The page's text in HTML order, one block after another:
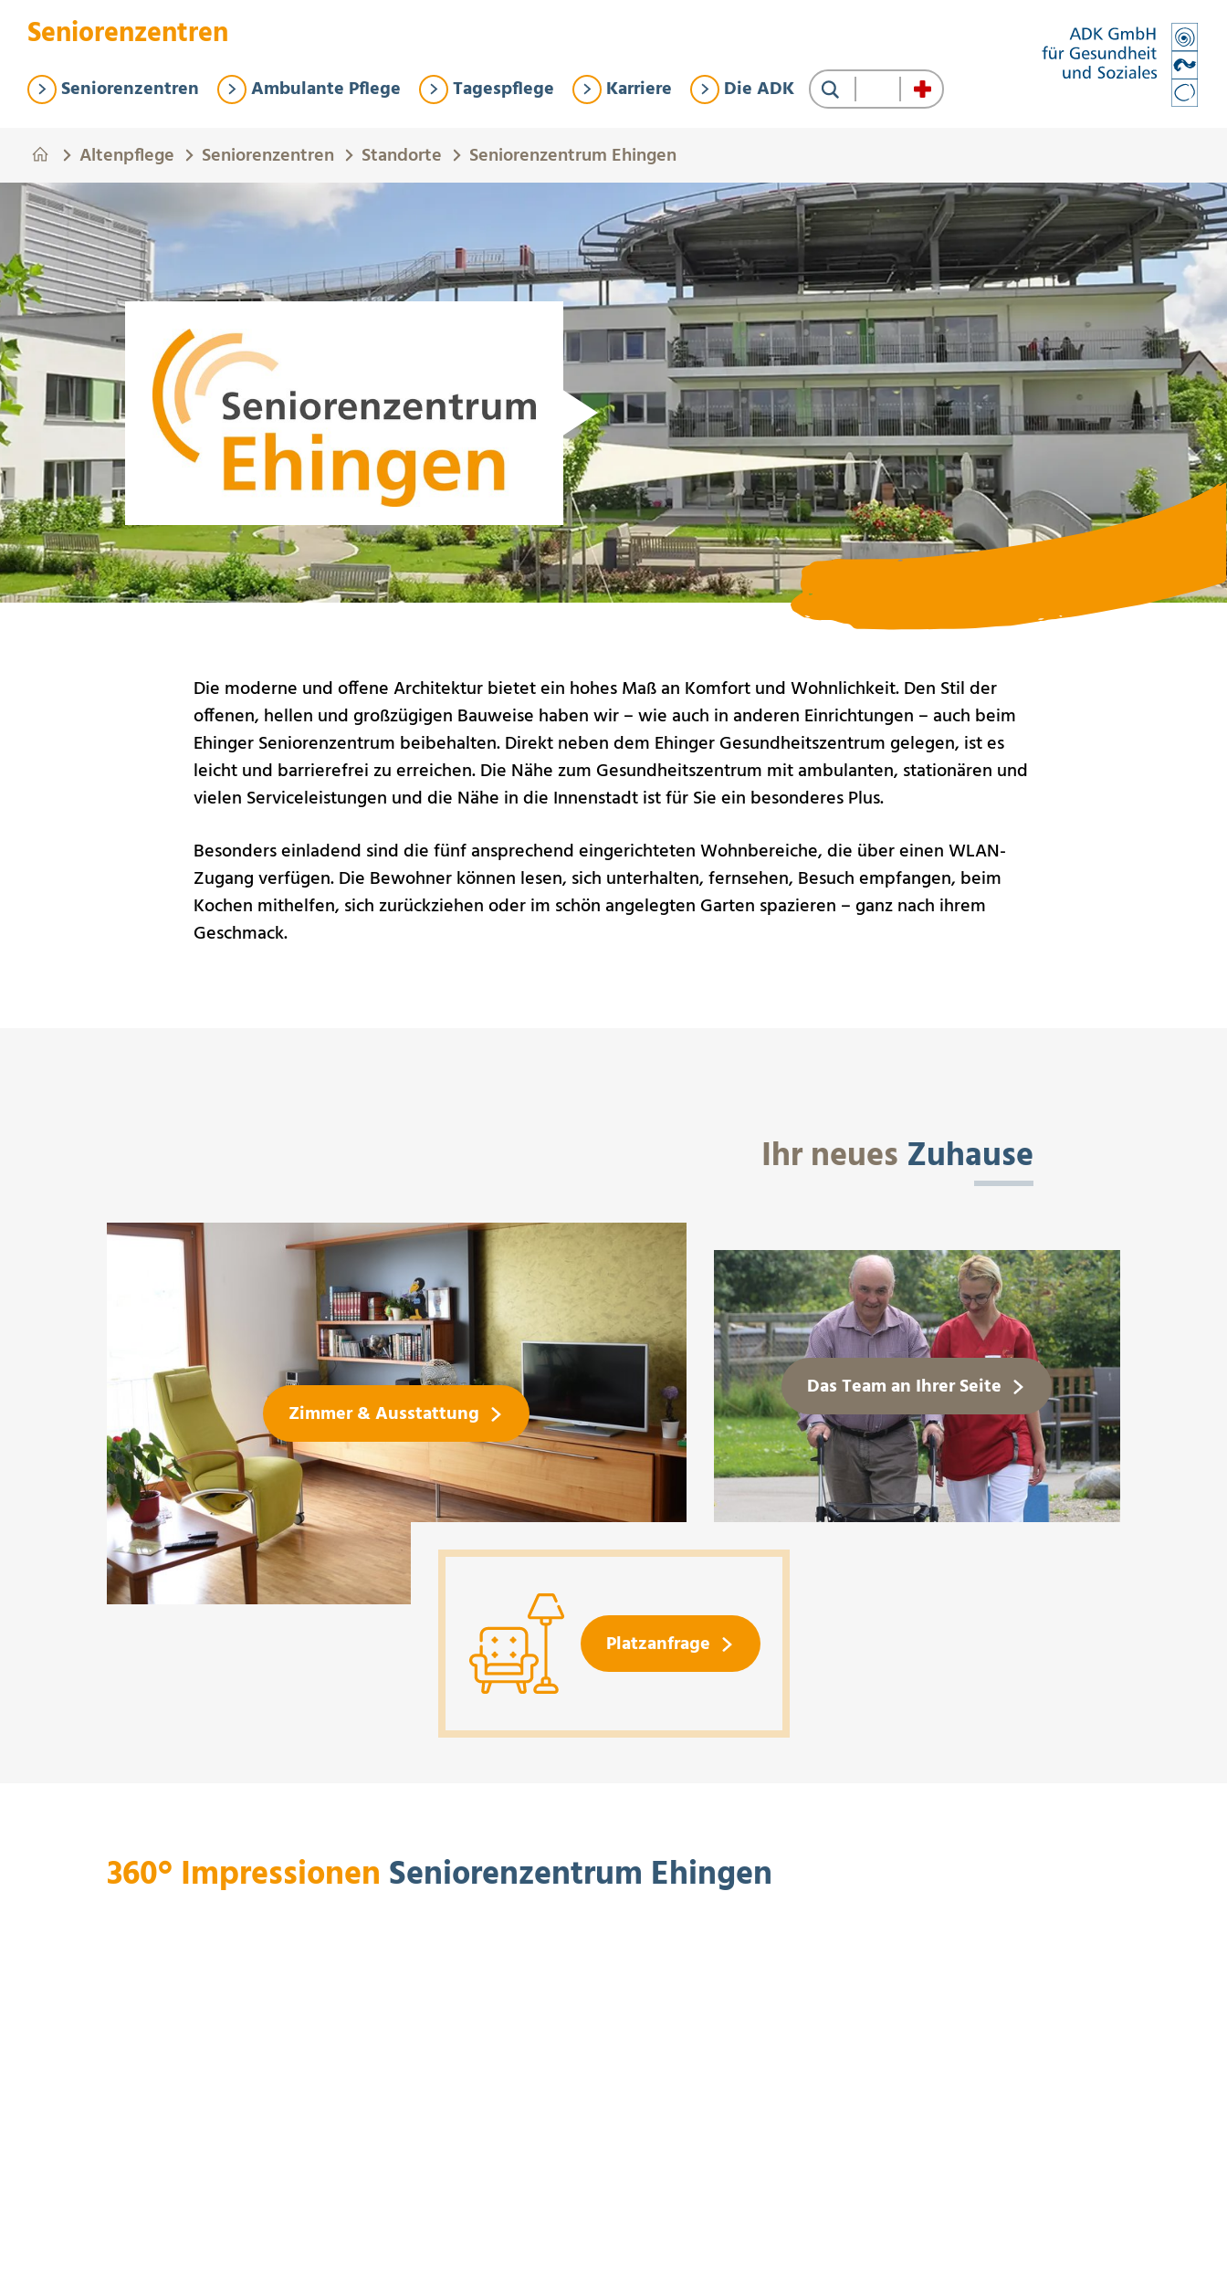
Springe zum Hauptinhalt
Seniorenzentren
Seniorenzentren Ambulante Pflege Tagespflege Karriere Die ADK Suche
Altenpflege Seniorenzentren Standorte Seniorenzentrum Ehingen
Die moderne und offene Architektur bietet ein hohes Maß an Komfort und Wohnlichkeit. Den Stil der
offenen, hellen und großzügigen Bauweise haben wir – wie auch in anderen Einrichtungen – auch beim
Ehinger Seniorenzentrum beibehalten. Direkt neben dem Ehinger Gesundheitszentrum gelegen, ist es
leicht und barrierefrei zu erreichen. Die Nähe zum Gesundheitszentrum mit ambulanten, stationären und
vielen Serviceleistungen und die Nähe in die Innenstadt ist für Sie ein besonderes Plus.
Besonders einladend sind die fünf ansprechend eingerichteten Wohnbereiche, die über einen WLAN-
Zugang verfügen. Die Bewohner können lesen, sich unterhalten, fernsehen, Besuch empfangen, beim
Kochen mithelfen, sich zurückziehen oder im schön angelegten Garten spazieren – ganz nach ihrem
Geschmack.
Ihr neues Zuhause
Zimmer & Ausstattung
Das Team an Ihrer Seite
Platzanfrage
360° Impressionen Seniorenzentrum Ehingen